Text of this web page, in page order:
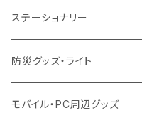
不織布
保冷
スウェット
ポリエステル
不織布
保冷
デニム・デニムライク
ポリエステル
リネン
クリアボトル
カスタムデザインボトル
プラスチック2層タンブラー
アルミタンブラー
バンブータンブラー
ステンレス
バンブー
コーヒー配合
カトラリー
フードポット
コースター
ステーショナリー
単色ボールペン
多機能ペン
防災グッズ・ライト
防災セット
モバイル・PC周辺グッズ